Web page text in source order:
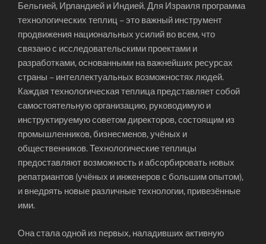
Бельгией, Ирландией и Индией. Для Израиля программа
технологических теплиц – это важный инструмент
продвижения национальных усилий во всем, что
связано с исследовательскими проектами и
разработками, основанными на важнейших ресурсах
страны – интеллектуальных возможностях людей.
Каждая технологическая теплица представляет собой
самостоятельную организацию, руководимую и
инструктируемую советом директоров, состоящим из
промышленников, бизнесменов, учёных и
общественников. Технологические теплицы
предоставляют возможность и абсорбировать новых
репатриантов (учёных и инженеров с большим опытом),
и внедрять новые различные технологии, привезённые
ими.
Она стала одной из первых, наладивших активную